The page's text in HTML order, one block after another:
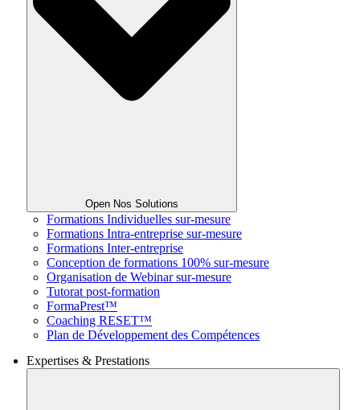
Open Nos Solutions
Formations Individuelles sur-mesure
Formations Intra-entreprise sur-mesure
Formations Inter-entreprise
Conception de formations 100% sur-mesure
Organisation de Webinar sur-mesure
Tutorat post-formation
FormaPrest™
Coaching RESET™
Plan de Développement des Compétences
Expertises & Prestations